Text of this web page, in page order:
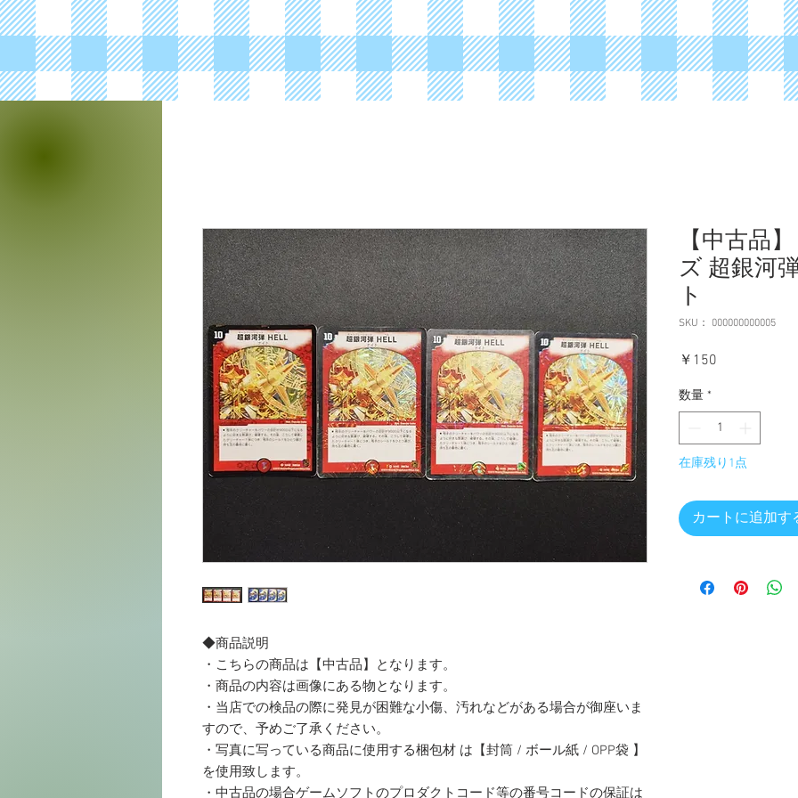
◆商品説明
・こちらの商品は【中古品】となります。
・商品の内容は画像にある物となります。
・当店での検品の際に発見が困難な小傷、汚れなどがある場合が御座いま
すので、予めご了承ください。
・写真に写っている商品に使用する梱包材 は【封筒 / ボール紙 / OPP袋 】
を使用致します。
・中古品の場合ゲームソフトのプロダクトコード等の番号コードの保証は
【中古品
ズ 超銀河
ト
SKU： 000000000005
￥150
数量 *
在庫残り1点
カートに追加す